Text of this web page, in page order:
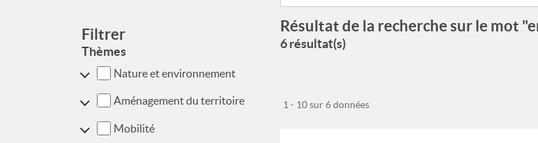
Filtrer
Thèmes
Nature et environnement
Aménagement du territoire
Mobilité
Résultat de la recherche sur le mot
6 résultat(s)
1 - 10 sur 6 données